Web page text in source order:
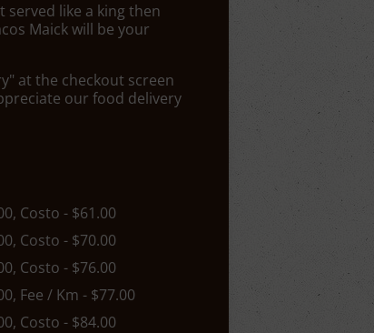
served like a king then
Maick will be your
at the checkout screen
our food delivery
Costo - $61.00
Costo - $70.00
Costo - $76.00
Fee / Km - $77.00
Costo - $84.00